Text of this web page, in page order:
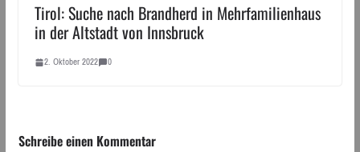
Tirol: Suche nach Brandherd in Mehrfamilienhaus
in der Altstadt von Innsbruck
2. Oktober 2022 0
Schreibe einen Kommentar